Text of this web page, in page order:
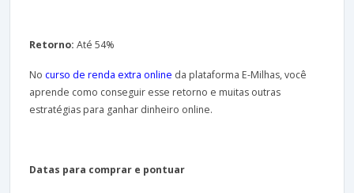
Retorno: Até 54%
No curso de renda extra online da plataforma E-Milhas, você
aprende como conseguir esse retorno e muitas outras
estratégias para ganhar dinheiro online.
Datas para comprar e pontuar